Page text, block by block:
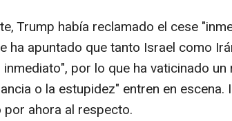
Trump había reclamado el cese
ha apuntado que tanto Israel como
por lo que ha vaticinado
o la estupidez" entren en escena.
ahora al respecto.